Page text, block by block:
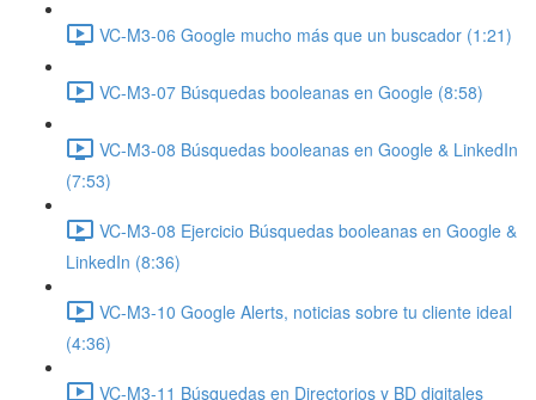
VC-M3-06 Google mucho más que un buscador (1:21)
VC-M3-07 Búsquedas booleanas en Google (8:58)
VC-M3-08 Búsquedas booleanas en Google & LinkedIn
(7:53)
VC-M3-08 Ejercicio Búsquedas booleanas en Google &
LinkedIn (8:36)
VC-M3-10 Google Alerts, noticias sobre tu cliente ideal
(4:36)
VC-M3-11 Búsquedas en Directorios y BD digitales